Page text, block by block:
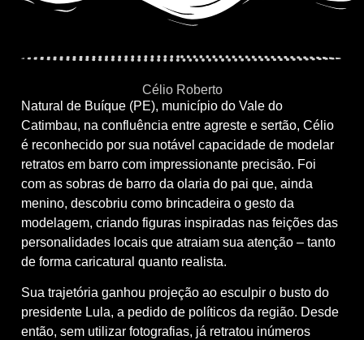
Célio Roberto
Natural de Buíque (PE), município do Vale do
Catimbau, na confluência entre agreste e sertão, Célio
é reconhecido por sua notável capacidade de modelar
retratos em barro com impressionante precisão. Foi
com as sobras de barro da olaria do pai que, ainda
menino, descobriu como brincadeira o gesto da
modelagem, criando figuras inspiradas nas feições das
personalidades locais que atraiam sua atenção – tanto
de forma caricatural quanto realista.
Sua trajetória ganhou projeção ao esculpir o busto do
presidente Lula, a pedido de políticos da região. Desde
então, sem utilizar fotografias, já retratou inúmeros